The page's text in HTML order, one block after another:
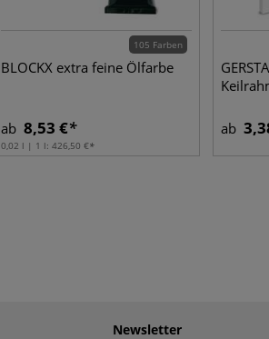
105 Farben
BLOCKX extra feine Ölfarbe
ab 8,53 €
0,02 l | 1 l: 426,50 €
ab
Newsletter